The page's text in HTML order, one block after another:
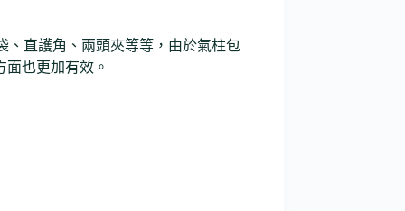
、直護角、兩頭夾等等，由於氣柱包
也更加有效。